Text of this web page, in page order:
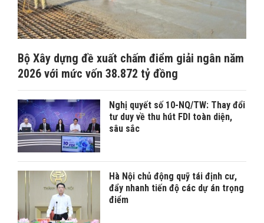
Bộ Xây dựng đề xuất chấm điểm giải ngân năm
2026 với mức vốn 38.872 tỷ đồng
Nghị quyết số 10-NQ/TW: Thay đổi
tư duy về thu hút FDI toàn diện,
sâu sắc
Hà Nội chủ động quỹ tái định cư,
đẩy nhanh tiến độ các dự án trọng
điểm